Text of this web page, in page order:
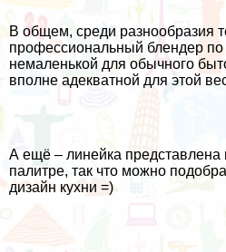
В общем, среди разнообразия
профессиональный блендер по
немаленькой для обычного
вполне адекватной для этой
А ещё – линейка представлена
палитре, так что можно
дизайн кухни =)